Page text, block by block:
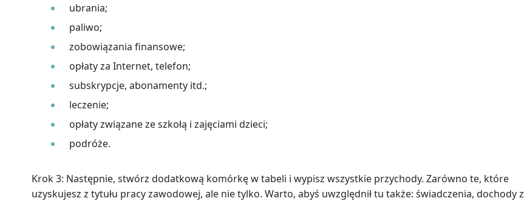
ubrania;
paliwo;
zobowiązania finansowe;
opłaty za Internet, telefon;
subskrypcje, abonamenty itd.;
leczenie;
opłaty związane ze szkołą i zajęciami dzieci;
podróże.
Krok 3: Następnie, stwórz dodatkową komórkę w tabeli i wypisz wszystkie przychody. Zarówno te, które
uzyskujesz z tytułu pracy zawodowej, ale nie tylko. Warto, abyś uwzględnił tu także: świadczenia, dochody z